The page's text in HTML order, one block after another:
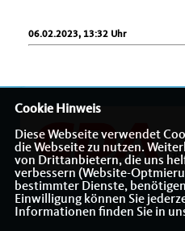
06.02.2023, 13:32 Uhr
Informationen über die CDA
Cookie Hinweis
Diese Webseite verwendet
die Webseite zu nutzen.
von Drittanbietern, die uns
verbessern (Website-
bestimmter Dienste,
Einwilligung können Sie
Informationen finden Sie in